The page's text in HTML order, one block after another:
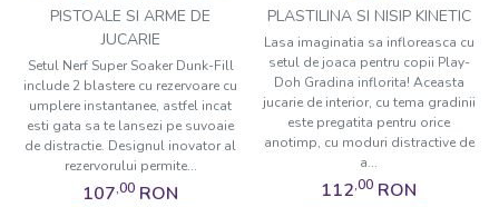
DUNK FILL
PISTOALE SI ARME DE
JUCARIE
Setul Nerf Super Soaker Dunk-Fill
include 2 blastere cu rezervoare cu
umplere instantanee, astfel incat
esti gata sa te lansezi pe suvoaie
de distractie. Designul inovator al
rezervorului permite...
107,00 RON
PLASTILINA SI NISIP KINETIC
Lasa imaginatia sa infloreasca cu
setul de joaca pentru copii Play-
Doh Gradina inflorita! Aceasta
jucarie de interior, cu tema gradinii
este pregatita pentru orice
anotimp, cu moduri distractive de
a...
112,00 RON